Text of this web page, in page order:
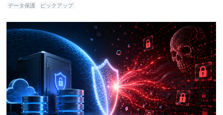
データ保護 ピックアップ